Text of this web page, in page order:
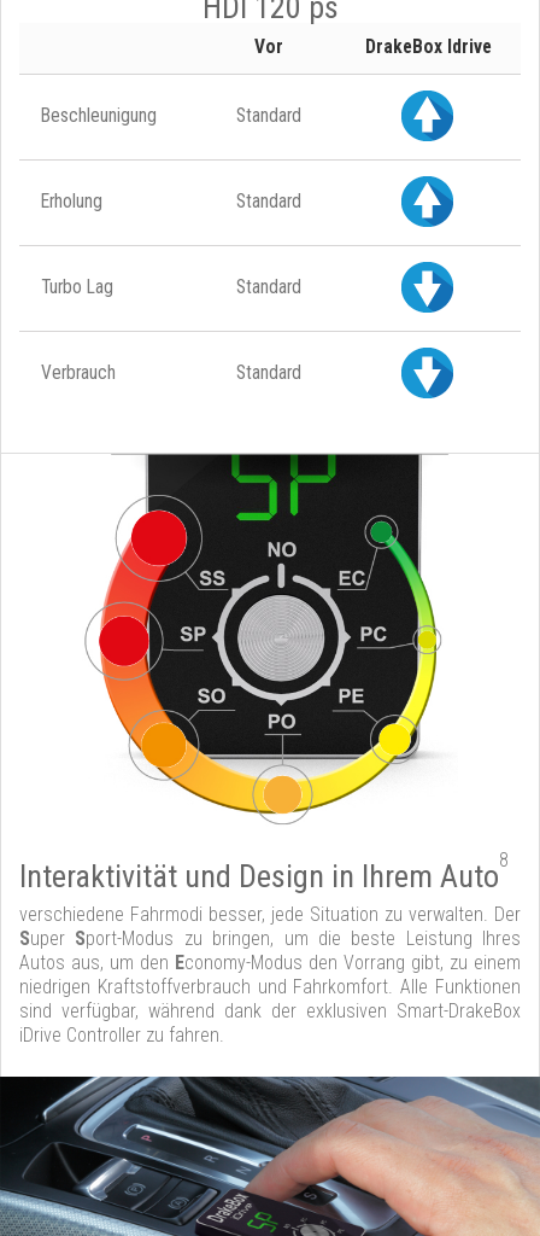
Vor DrakeBox Idrive
Beschleunigung Standard
Erholung Standard
Turbo Lag Standard
Verbrauch Standard
Interaktivität und Design in Ihrem Auto8
verschiedene Fahrmodi besser, jede Situation zu verwalten. Der
Super Sport-Modus zu bringen, um die beste Leistung Ihres
Autos aus, um den Economy-Modus den Vorrang gibt, zu einem
niedrigen Kraftstoffverbrauch und Fahrkomfort. Alle Funktionen
sind verfügbar, während dank der exklusiven Smart-DrakeBox
iDrive Controller zu fahren.